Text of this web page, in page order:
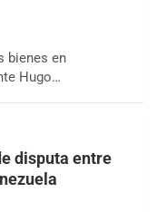
bienes en
Hugo…
disputa entre